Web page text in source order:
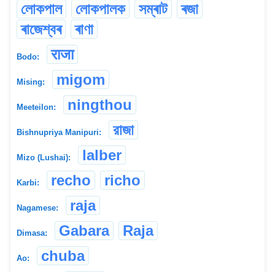
লোকপাল
লোকপালক সম্ৰাট
ৰজা
ৰাজেশ্বৰ
ৰাণা
Bodo: राजा
Mising: migom
Meeteilon: ningthou
Bishnupriya Manipuri: রাজা
Mizo (Lushai): lalber
Karbi: recho richo
Nagamese: raja
Dimasa: Gabara Raja
Ao: chuba